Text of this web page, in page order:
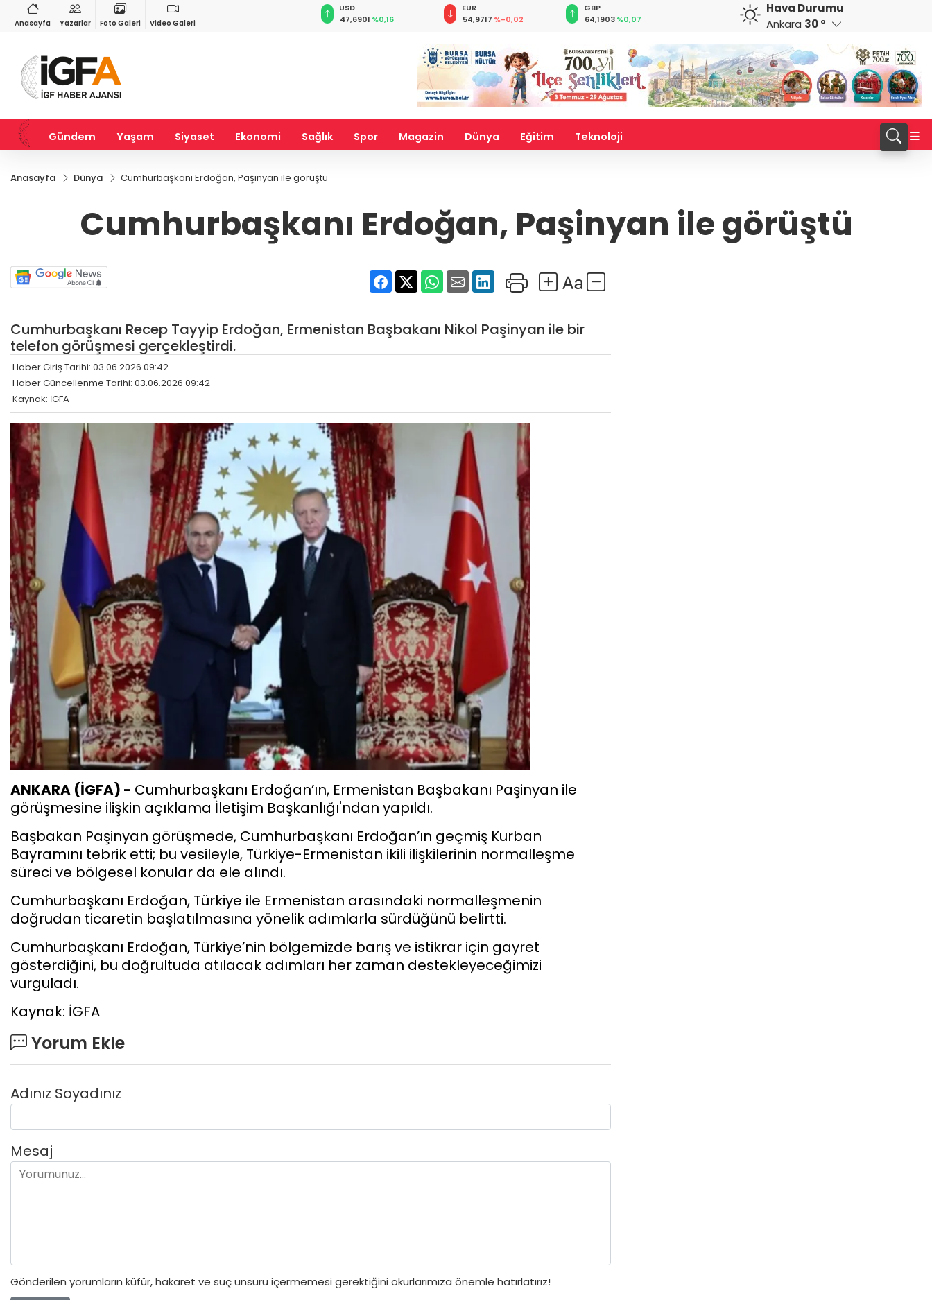
Anasayfa Yazarlar Foto Galeri Video Galeri
%0,47
BIST 100
13.798,82%0,70
EUR
54,9717 %-0,02
GBP
64,1903 %0,07
CHF
58,6811%0,21 %0,18
RUB
0,5752
Hava Durumu
Ankara 30 °
Gündem Yaşam Siyaset Ekonomi Sağlık Spor Magazin Dünya Eğitim Teknoloji
Anasayfa Dünya Cumhurbaşkanı Erdoğan, Paşinyan ile görüştü
Cumhurbaşkanı Erdoğan, Paşinyan ile görüştü
Cumhurbaşkanı Recep Tayyip Erdoğan, Ermenistan Başbakanı Nikol Paşinyan ile bir
telefon görüşmesi gerçekleştirdi.
Haber Giriş Tarihi: 03.06.2026 09:42
Haber Güncellenme Tarihi: 03.06.2026 09:42
Kaynak: İGFA
ANKARA (İGFA) - Cumhurbaşkanı Erdoğan’ın, Ermenistan Başbakanı Paşinyan ile
görüşmesine ilişkin açıklama İletişim Başkanlığı'ndan yapıldı.
Başbakan Paşinyan görüşmede, Cumhurbaşkanı Erdoğan’ın geçmiş Kurban
Bayramını tebrik etti; bu vesileyle, Türkiye-Ermenistan ikili ilişkilerinin normalleşme
süreci ve bölgesel konular da ele alındı.
Cumhurbaşkanı Erdoğan, Türkiye ile Ermenistan arasındaki normalleşmenin
doğrudan ticaretin başlatılmasına yönelik adımlarla sürdüğünü belirtti.
Cumhurbaşkanı Erdoğan, Türkiye’nin bölgemizde barış ve istikrar için gayret
gösterdiğini, bu doğrultuda atılacak adımları her zaman destekleyeceğimizi
vurguladı.
Kaynak: İGFA
Yorum Ekle
Adınız Soyadınız
Mesaj
Gönderilen yorumların küfür, hakaret ve suç unsuru içermemesi gerektiğini okurlarımıza önemle hatırlatırız!